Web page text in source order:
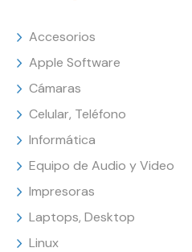
Accesorios
Apple Software
Cámaras
Celular, Teléfono
Informática
Equipo de Audio y Video
Impresoras
Laptops, Desktop
Linux